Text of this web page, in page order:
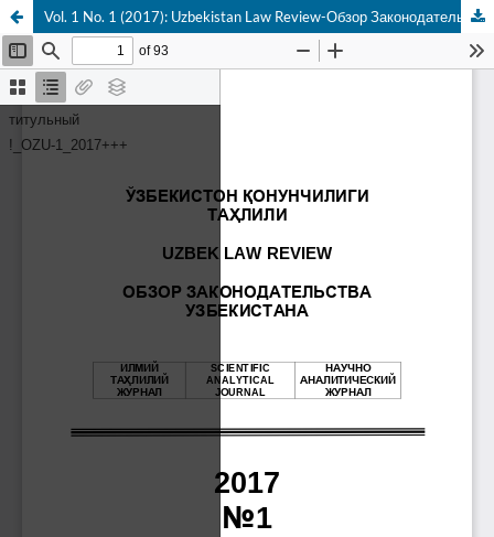
Vol. 1 No. 1 (2017): Uzbekistan Law Review-Обзор Законодательства Узбекистана-O'zbekiston Qonunchilik Tahlili